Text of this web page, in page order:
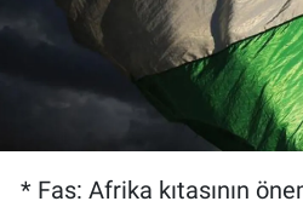
* Fas: Afrika kıtasının